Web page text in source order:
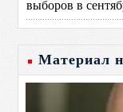
выборов в
Материал